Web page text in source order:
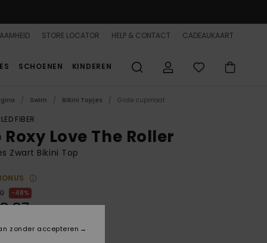
STORE LOCATOR HELP & CONTACT CADEAUKAART
SCHOENEN KINDEREN
Swim Bikini Topjes Grote cupmaat
FIBER
Roxy Love The Roller
Zwart Bikini Top
48%
zonder accepteren